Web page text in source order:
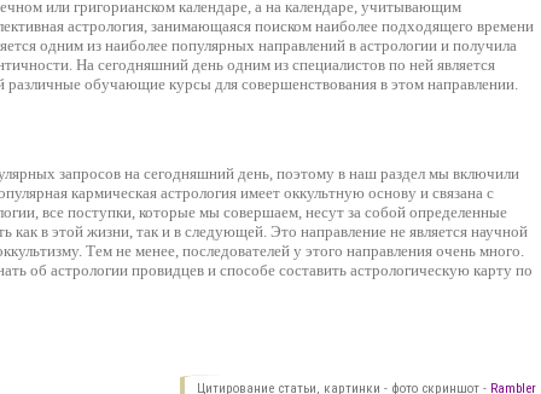
или григорианском календаре, а на календаре, учитывающим
астрология, занимающаяся поиском наиболее подходящего времени
одним из наиболее популярных направлений в астрологии и получила
На сегодняшний день одним из специалистов по ней является
различные обучающие курсы для совершенствования в этом направлении.
запросов на сегодняшний день, поэтому в наш раздел мы включили
кармическая астрология имеет оккультную основу и связана с
все поступки, которые мы совершаем, несут за собой определенные
как в этой жизни, так и в следующей. Это направление не является научной
Тем не менее, последователей у этого направления очень много.
об астрологии провидцев и способе составить астрологическую карту по
Цитирование статьи, картинки - фото скриншот - Rambler